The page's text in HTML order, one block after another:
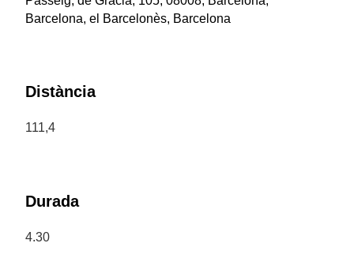
Barcelona, el Barcelonès, Barcelona
Distància
111,4
Durada
4.30